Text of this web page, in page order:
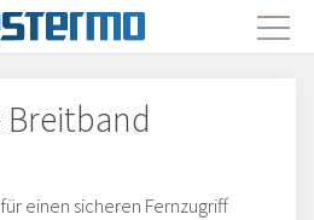
einen sicheren Fernzugriff